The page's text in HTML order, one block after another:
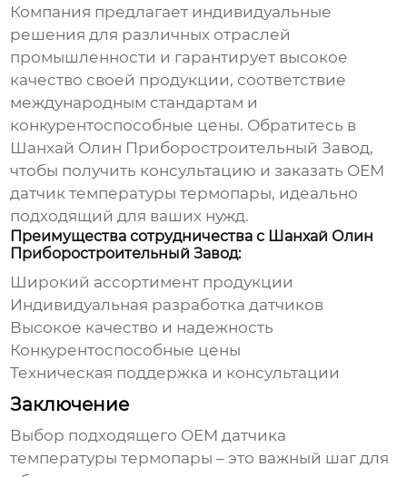
Компания предлагает индивидуальные
решения для различных отраслей
промышленности и гарантирует высокое
качество своей продукции, соответствие
международным стандартам и
конкурентоспособные цены. Обратитесь в
Шанхай Олин Приборостроительный Завод,
чтобы получить консультацию и заказать OEM
датчик температуры термопары, идеально
подходящий для ваших нужд.
Преимущества сотрудничества с Шанхай Олин
Приборостроительный Завод:
Широкий ассортимент продукции
Индивидуальная разработка датчиков
Высокое качество и надежность
Конкурентоспособные цены
Техническая поддержка и консультации
Заключение
Выбор подходящего OEM датчика
температуры термопары – это важный шаг для